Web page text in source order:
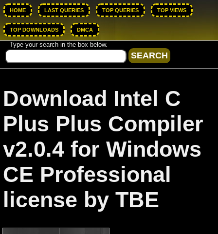
HOME LAST QUERIES TOP QUERIES TOP VIEWS
TOP DOWNLOADS DMCA
Type your search in the box below.
Download Intel C
Plus Plus Compiler
v2.0.4 for Windows
CE Professional
license by TBE